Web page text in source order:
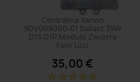
Centralina Xenon
5DV009000-01 Ballast 35W
D1S D1R Modulo Zavorra
Faro Luci
35,00 €
star_border star_border star_border star_border star_border